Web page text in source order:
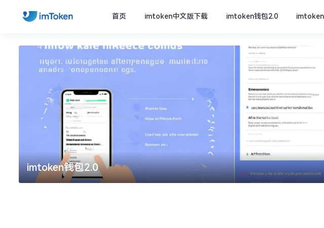
首页 imtoken中文版下载 imtoken钱包2.0
imtoken钱包2.0